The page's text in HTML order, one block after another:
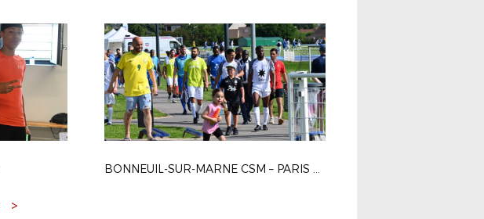
BONNEUIL-SUR-MARNE CSM – PARIS 13 ATLETICO 1-0
>